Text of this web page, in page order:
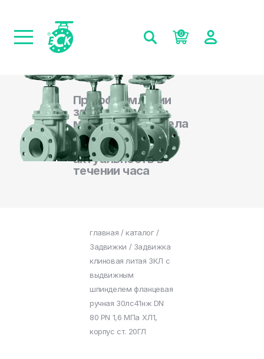
0
При оформлении
заказа на сайте,
менеджеры отдела
продаж
подтверждают
актуальность в
течении часа
главная / каталог/
Задвижки / Задвижка
клиновая литая ЗКЛ с
выдвижным
шпинделем фланцевая
ручная 30лс41нж DN
80 PN 1,6 МПа ХЛ1,
корпус ст. 20ГЛ